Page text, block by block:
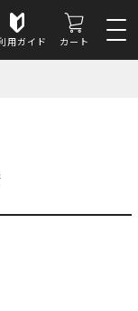
用ガイド カート